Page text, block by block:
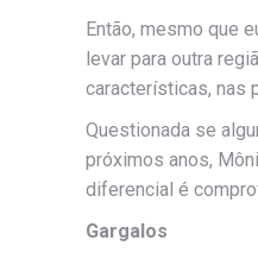
Então, mesmo que
levar para outra
características, nas
Questionada se
próximos anos,
diferencial é
Gargalos